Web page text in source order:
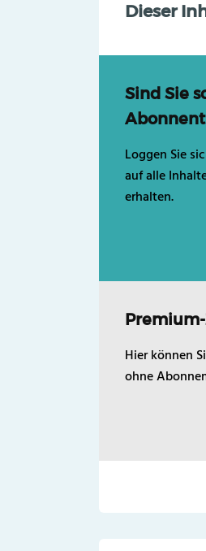
Dieser
Sind Sie
Abonnent
Loggen Sie
auf alle
erhalten.
Hier können
ohne